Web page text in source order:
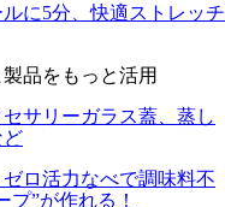
ルに5分、快適ストレッチ
品をもっと活用
サリーガラス蓋、蒸し
ど
ゼロ活力なべで調味料不
プ”が作れる！